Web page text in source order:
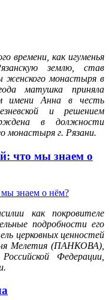
времени, как игуменья
землю, став
женского монастыря в
матушка приняла
имени Анна в честь
и решением
в должности
монастыря г. Рязани.
что мы знаем о
как покровителе
подробности его
церковных ценностей
Мелетия (ПАНКОВА),
Федерации,